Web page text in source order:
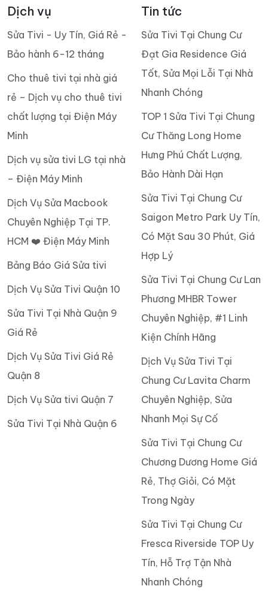
Dịch vụ
Sửa Tivi - Uy Tín, Giá Rẻ -
Bảo hành 6-12 tháng
Cho thuê tivi tại nhà giá
rẻ – Dịch vụ cho thuê tivi
chất lượng tại Điện Máy
Minh
Dịch vụ sửa tivi LG tại nhà
– Điện Máy Minh
Dịch Vụ Sửa Macbook
Chuyên Nghiệp Tại TP.
HCM ❤️ Điện Máy Minh
Bảng Báo Giá Sửa tivi
Dịch Vụ Sửa Tivi Quận 10
Sửa Tivi Tại Nhà Quận 9
Giá Rẻ
Dịch Vụ Sửa Tivi Giá Rẻ
Quận 8
Dịch Vụ Sửa tivi Quận 7
Sửa Tivi Tại Nhà Quận 6
Tin tức
Sửa Tivi Tại Chung Cư
Đạt Gia Residence Giá
Tốt, Sửa Mọi Lỗi Tại Nhà
Nhanh Chóng
TOP 1 Sửa Tivi Tại Chung
Cư Thăng Long Home
Hưng Phú Chất Lượng,
Bảo Hành Dài Hạn
Sửa Tivi Tại Chung Cư
Saigon Metro Park Uy Tín,
Có Mặt Sau 30 Phút, Giá
Hợp Lý
Sửa Tivi Tại Chung Cư Lan
Phương MHBR Tower
Chuyên Nghiệp, #1 Linh
Kiện Chính Hãng
Dịch Vụ Sửa Tivi Tại
Chung Cư Lavita Charm
Chuyên Nghiệp, Sửa
Nhanh Mọi Sự Cố
Sửa Tivi Tại Chung Cư
Chương Dương Home Giá
Rẻ, Thợ Giỏi, Có Mặt
Trong Ngày
Sửa Tivi Tại Chung Cư
Fresca Riverside TOP Uy
Tín, Hỗ Trợ Tận Nhà
Nhanh Chóng